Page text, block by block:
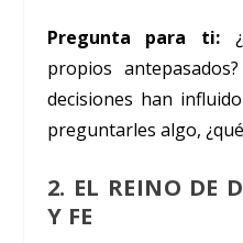
Pregunta para ti:
propios
decisiones han
preguntarles algo,
2. EL REINO DE
Y FE